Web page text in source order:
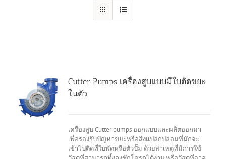
Cutter Pumps เครื่องสูบแบบมีใบตัดขยะ
ในตัว
เครื่องสูบ Cutter pumps ออกแบบและผลิตออกมา
เพื่อรองรับปัญหาขยะหรือสิ่งแปลกปลอมที่มักจะ
เข้าไปติดที่ใบพัดหรือตัวปั๊ม ด้วยสาเหตุที่มีการใช้